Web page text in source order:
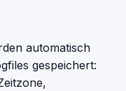
automatisch
gespeichert: